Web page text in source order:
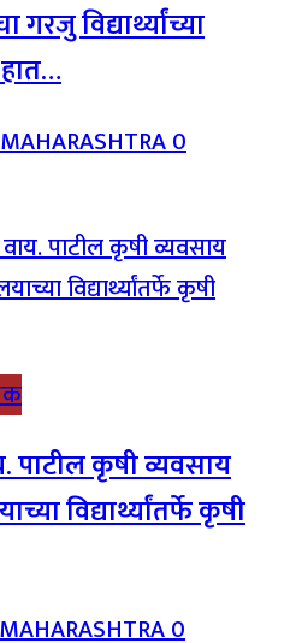
विद्यार्थ्यांच्या
0
पाटील कृषी व्यवसाय
विद्यार्थ्यांतर्फे कृषी
0